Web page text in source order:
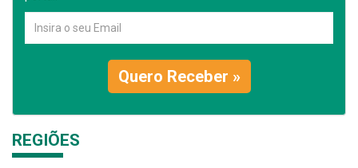
Quero Receber »
REGIÕES